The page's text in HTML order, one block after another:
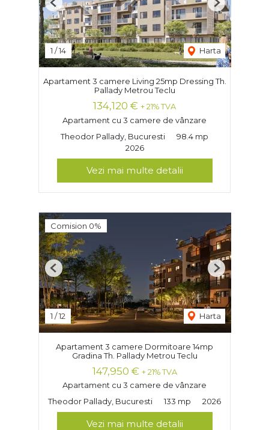
1 /14 Harta
Previous Next
Apartament 3 camere Living 25mp Dressing Th.
Pallady Metrou Teclu
134,120 € + 21% TVA
Apartament cu 3 camere de vânzare
Theodor Pallady, Bucuresti
98.4 mp
2026
Vezi mai multe detalii
Comision 0%
1 /12 Harta
Previous Next
Apartament 3 camere Dormitoare 14mp
Gradina Th. Pallady Metrou Teclu
147,950 € + 21% TVA
Apartament cu 3 camere de vânzare
Theodor Pallady, Bucuresti
133 mp 2026
Vezi mai multe detalii